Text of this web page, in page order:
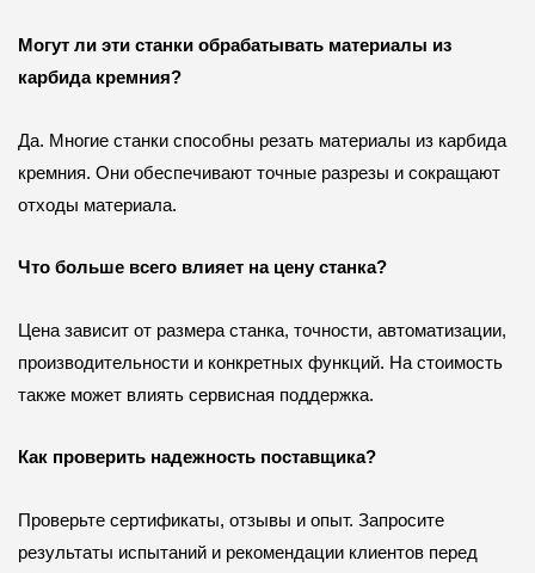
Могут ли эти станки обрабатывать материалы из
карбида кремния?
Да. Многие станки способны резать материалы из карбида
кремния. Они обеспечивают точные разрезы и сокращают
отходы материала.
Что больше всего влияет на цену станка?
Цена зависит от размера станка, точности, автоматизации,
производительности и конкретных функций. На стоимость
также может влиять сервисная поддержка.
Как проверить надежность поставщика?
Проверьте сертификаты, отзывы и опыт. Запросите
результаты испытаний и рекомендации клиентов перед